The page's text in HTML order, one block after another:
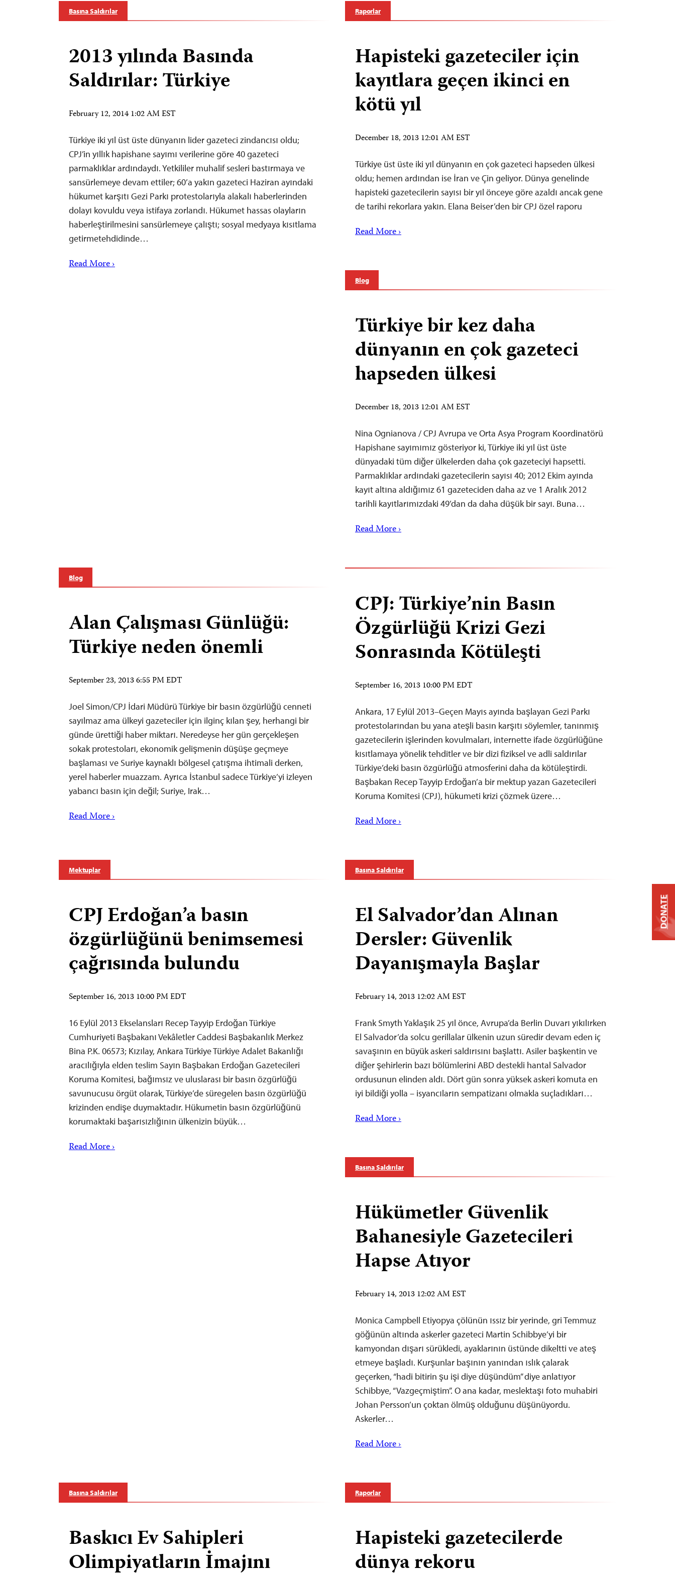
Basına Saldırılar
2013 yılında Basında
Saldırılar: Türkiye
February 12, 2014 1:02 AM EST
Türkiye iki yıl üst üste dünyanın lider gazeteci zindancısı oldu;
CPJ’in yıllık hapishane sayımı verilerine göre 40 gazeteci
parmaklıklar ardındaydı. Yetkililer muhalif sesleri bastırmaya ve
sansürlemeye devam ettiler; 60’a yakın gazeteci Haziran ayındaki
hükumet karşıtı Gezi Parkı protestolarıyla alakalı haberlerinden
dolayı kovuldu veya istifaya zorlandı. Hükumet hassas olayların
haberleştirilmesini sansürlemeye çalıştı; sosyal medyaya kısıtlama
getirmetehdidinde…
Read More ›
Raporlar
Hapisteki gazeteciler için
kayıtlara geçen ikinci en
kötü yıl
December 18, 2013 12:01 AM EST
Türkiye üst üste iki yıl dünyanın en çok gazeteci hapseden ülkesi
oldu; hemen ardından ise İran ve Çin geliyor. Dünya genelinde
hapisteki gazetecilerin sayısı bir yıl önceye göre azaldı ancak gene
de tarihi rekorlara yakın. Elana Beiser’den bir CPJ özel raporu
Read More ›
Blog
Türkiye bir kez daha
dünyanın en çok gazeteci
hapseden ülkesi
December 18, 2013 12:01 AM EST
Nina Ognianova / CPJ Avrupa ve Orta Asya Program Koordinatörü
Hapishane sayımımız gösteriyor ki, Türkiye iki yıl üst üste
dünyadaki tüm diğer ülkelerden daha çok gazeteciyi hapsetti.
Parmaklıklar ardındaki gazetecilerin sayısı 40; 2012 Ekim ayında
kayıt altına aldığımız 61 gazeteciden daha az ve 1 Aralık 2012
tarihli kayıtlarımızdaki 49’dan da daha düşük bir sayı. Buna…
Read More ›
Blog
Alan Çalışması Günlüğü:
Türkiye neden önemli
September 23, 2013 6:55 PM EDT
Joel Simon/CPJ İdari Müdürü Türkiye bir basın özgürlüğü cenneti
sayılmaz ama ülkeyi gazeteciler için ilginç kılan şey, herhangi bir
günde ürettiği haber miktarı. Neredeyse her gün gerçekleşen
sokak protestoları, ekonomik gelişmenin düşüşe geçmeye
başlaması ve Suriye kaynaklı bölgesel çatışma ihtimali derken,
yerel haberler muazzam. Ayrıca İstanbul sadece Türkiye’yi izleyen
yabancı basın için değil; Suriye, Irak…
Read More ›
CPJ: Türkiye’nin Basın
Özgürlüğü Krizi Gezi
Sonrasında Kötüleşti
September 16, 2013 10:00 PM EDT
Ankara, 17 Eylül 2013–Geçen Mayıs ayında başlayan Gezi Parkı
protestolarından bu yana ateşli basın karşıtı söylemler, tanınmış
gazetecilerin işlerinden kovulmaları, internette ifade özgürlüğüne
kısıtlamaya yönelik tehditler ve bir dizi fiziksel ve adli saldırılar
Türkiye’deki basın özgürlüğü atmosferini daha da kötüleştirdi.
Başbakan Recep Tayyip Erdoğan’a bir mektup yazan Gazetecileri
Koruma Komitesi (CPJ), hükumeti krizi çözmek üzere…
Read More ›
Mektuplar
CPJ Erdoğan’a basın
özgürlüğünü benimsemesi
çağrısında bulundu
September 16, 2013 10:00 PM EDT
16 Eylül 2013 Ekselansları Recep Tayyip Erdoğan Türkiye
Cumhuriyeti Başbakanı Vekâletler Caddesi Başbakanlık Merkez
Bina P.K. 06573; Kızılay, Ankara Türkiye Türkiye Adalet Bakanlığı
aracılığıyla elden teslim Sayın Başbakan Erdoğan Gazetecileri
Koruma Komitesi, bağımsız ve uluslarası bir basın özgürlüğü
savunucusu örgüt olarak, Türkiye’de süregelen basın özgürlüğü
krizinden endişe duymaktadır. Hükumetin basın özgürlüğünü
korumaktaki başarısızlığının ülkenizin büyük…
Read More ›
Basına Saldırılar
El Salvador’dan Alınan
Dersler: Güvenlik
Dayanışmayla Başlar
February 14, 2013 12:02 AM EST
Frank Smyth Yaklaşık 25 yıl önce, Avrupa’da Berlin Duvarı yıkılırken
El Salvador’da solcu gerillalar ülkenin uzun süredir devam eden iç
savaşının en büyük askeri saldırısını başlattı. Asiler başkentin ve
diğer şehirlerin bazı bölümlerini ABD destekli hantal Salvador
ordusunun elinden aldı. Dört gün sonra yüksek askeri komuta en
iyi bildiği yolla – isyancıların sempatizanı olmakla suçladıkları…
Read More ›
Basına Saldırılar
Hükümetler Güvenlik
Bahanesiyle Gazetecileri
Hapse Atıyor
February 14, 2013 12:02 AM EST
Monica Campbell Etiyopya çölünün ıssız bir yerinde, gri Temmuz
göğünün altında askerler gazeteci Martin Schibbye’yi bir
kamyondan dışarı sürükledi, ayaklarının üstünde dikeltti ve ateş
etmeye başladı. Kurşunlar başının yanından ıslık çalarak
geçerken, “hadi bitirin şu işi diye düşündüm” diye anlatıyor
Schibbye, “Vazgeçmiştim”. O ana kadar, meslektaşı foto muhabiri
Johan Persson’un çoktan ölmüş olduğunu düşünüyordu.
Askerler…
Read More ›
Basına Saldırılar
Baskıcı Ev Sahipleri
Olimpiyatların İmajını
Raporlar
Hapisteki gazetecilerde
dünya rekoru
DONATE